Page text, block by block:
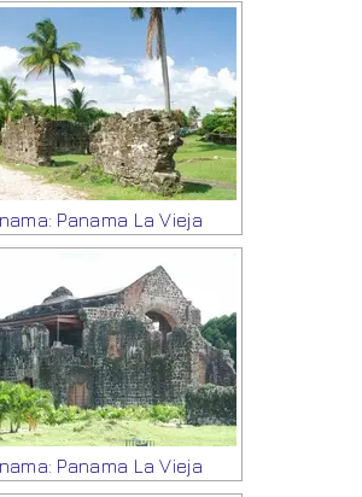
Panama La Vieja
Panama La Vieja